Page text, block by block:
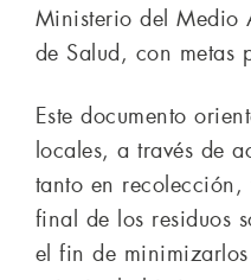
Ministerio del Medio
de Salud, con metas
Este documento
locales, a través de
tanto en
final de los residuos
el fin de